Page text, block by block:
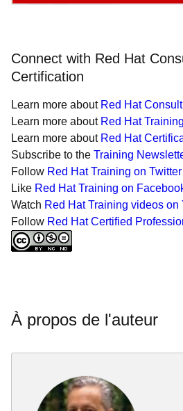
Connect with Red Hat
Certification
Learn more about Red Hat
Learn more about Red Hat Training
Learn more about Red Hat
Subscribe to the Training
Follow Red Hat Training on Twitter
Like Red Hat Training on
Watch Red Hat Training videos on
Follow Red Hat Certified
À propos de l'auteur